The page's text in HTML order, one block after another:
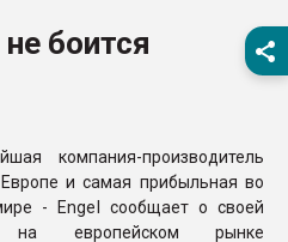
Armaloy PC/ABS-1IM
26.07.2022 "Сибирский
покупка, обмен
ПЕРЕЙТИ НА
боится
компания-производитель
и самая прибыльная во
- Engel сообщает о своей
на европейском рынке